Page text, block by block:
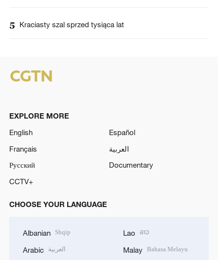
5 Kraciasty szal sprzed tysiąca lat
EXPLORE MORE
English
Español
Français
العربية
Русский
Documentary
CCTV+
CHOOSE YOUR LANGUAGE
Albanian Shqip
Arabic العربية
Lao ລາວ
Malay Bahasa Melayu